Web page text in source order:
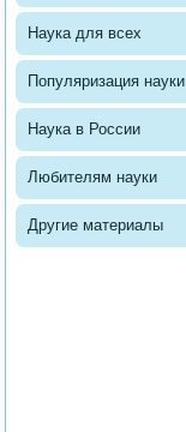
Наука для всех
Популяризация науки
Наука в России
Любителям науки
Другие материалы